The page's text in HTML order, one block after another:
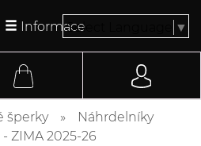
InformaceSelect Language ▼
šperky
Náhrdelníky
ZIMA 2025-26